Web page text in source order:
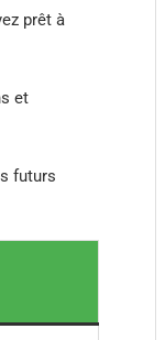
prêt à
et
futurs